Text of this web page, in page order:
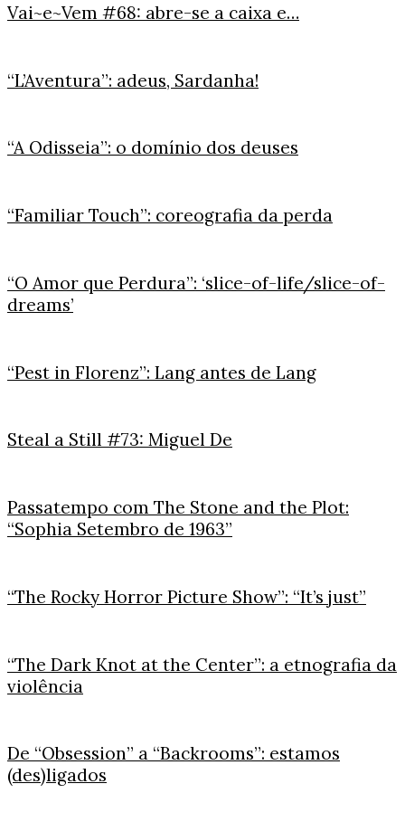
Vai~e~Vem #68: abre-se a caixa e…
“L’Aventura”: adeus, Sardanha!
“A Odisseia”: o domínio dos deuses
“Familiar Touch”: coreografia da perda
“O Amor que Perdura”: ‘slice-of-life/slice-of-
dreams’
“Pest in Florenz”: Lang antes de Lang
Steal a Still #73: Miguel De
Passatempo com The Stone and the Plot:
“Sophia Setembro de 1963”
“The Rocky Horror Picture Show”: “It’s just”
“The Dark Knot at the Center”: a etnografia da
violência
De “Obsession” a “Backrooms”: estamos
(des)ligados